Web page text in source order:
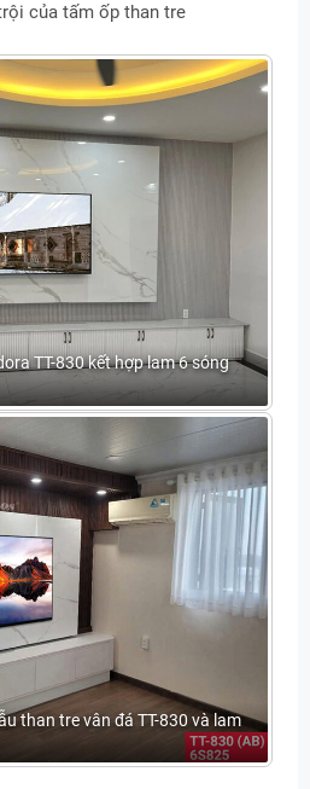
của tấm ốp than tre
TT-830 kết hợp lam 6 sóng
than tre vân đá TT-830 và lam